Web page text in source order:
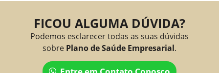
FICOU ALGUMA DÚVIDA?
Podemos esclarecer todas as suas dúvidas
sobre Plano de Saúde Empresarial.